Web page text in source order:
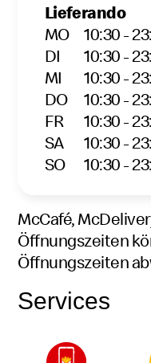
Lieferando
MO
10:30 -
DI
10:30 -
MI
10:30 -
DO
10:30 -
FR
10:30 -
SA
10:30 -
SO
10:30 -
McCafé,
Öffnungszeiten
Öffnungszeiten
Services